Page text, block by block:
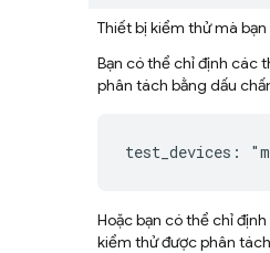
Thiết bị kiểm thử mà
Bạn có thể chỉ định các
phân tách bằng dấu
test_devices:
Hoặc bạn có thể chỉ
kiểm thử được phân